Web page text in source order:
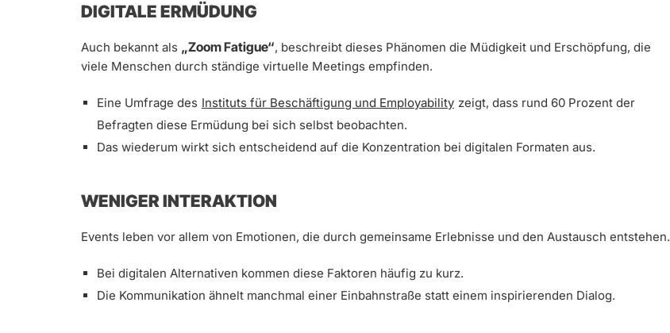
DIGITALE ERMÜDUNG
Auch bekannt als „Zoom Fatigue“, beschreibt dieses Phänomen die Müdigkeit und Erschöpfung, die
viele Menschen durch ständige virtuelle Meetings empfinden.
Eine Umfrage des Instituts für Beschäftigung und Employability zeigt, dass rund 60 Prozent der
Befragten diese Ermüdung bei sich selbst beobachten.
Das wiederum wirkt sich entscheidend auf die Konzentration bei digitalen Formaten aus.
WENIGER INTERAKTION
Events leben vor allem von Emotionen, die durch gemeinsame Erlebnisse und den Austausch entstehen.
Bei digitalen Alternativen kommen diese Faktoren häufig zu kurz.
Die Kommunikation ähnelt manchmal einer Einbahnstraße statt einem inspirierenden Dialog.